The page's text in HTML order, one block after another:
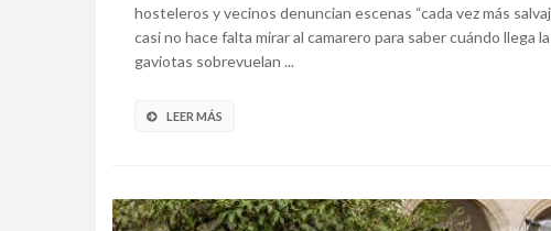
hosteleros y vecinos denuncian escenas “cada vez más
casi no hace falta mirar al camarero para saber cuándo llega
gaviotas sobrevuelan ...
LEER MÁS